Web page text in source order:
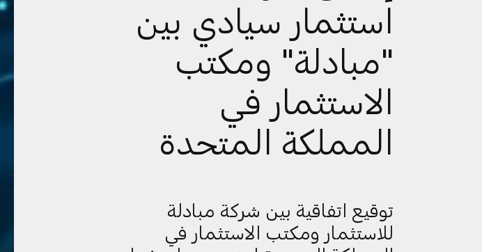
استثمار سيادي بين
"مبادلة" ومكتب
الاستثمار في
المملكة المتحدة
توقيع اتفاقية بين شركة مبادلة
للاستثمار ومكتب الاستثمار في